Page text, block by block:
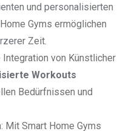
und personalisierten
Gyms ermöglichen
Zeit.
Integration von Künstlicher
Workouts
Bedürfnissen und
Mit Smart Home Gyms